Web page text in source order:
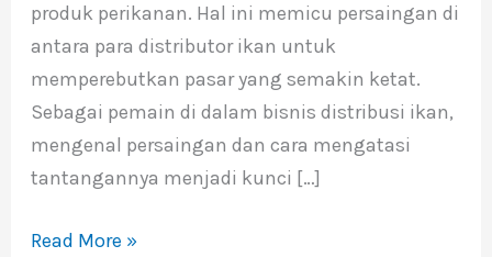
produk perikanan. Hal ini memicu persaingan di
antara para distributor ikan untuk
memperebutkan pasar yang semakin ketat.
Sebagai pemain di dalam bisnis distribusi ikan,
mengenal persaingan dan cara mengatasi
tantangannya menjadi kunci […]
Read More »